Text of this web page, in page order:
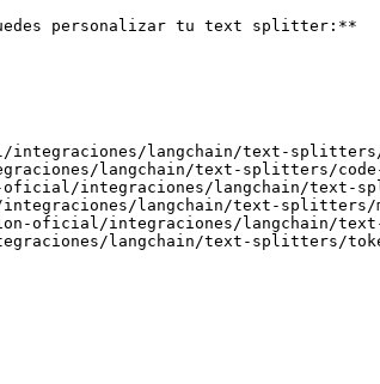
personalizar tu text splitter:**
integraciones/langchain/text-
langchain/text-splitters/
oficial/integraciones/langchain/text-
langchain/text-splitters/
oficial/integraciones/langchain/